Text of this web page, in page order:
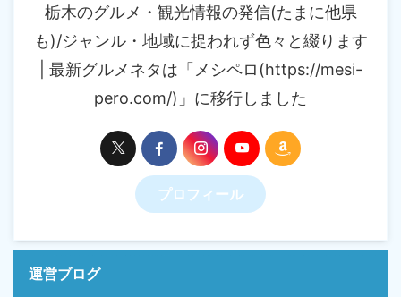
栃木のグルメ・観光情報の発信(たまに他県
も)/ジャンル・地域に捉われず色々と綴ります
| 最新グルメネタは「メシペロ(https://mesi-
pero.com/)」に移行しました
プロフィール
運営ブログ